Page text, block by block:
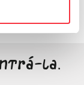
la.